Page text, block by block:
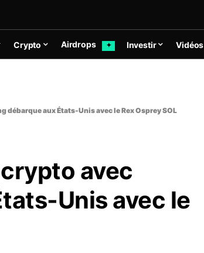
Crypto Airdrops ✦ Investir Vidéos
débarque aux États-Unis avec le Rex Osprey SOL
avec
Unis avec le